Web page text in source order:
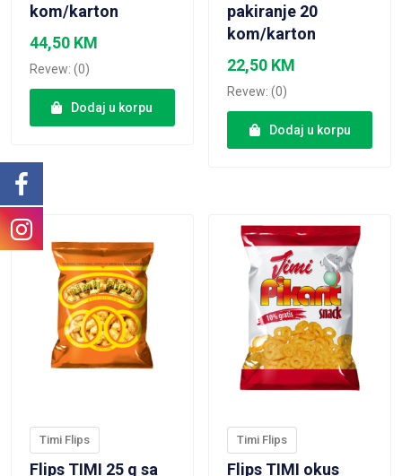
kom/karton
44,50 KM
Revew: (0)
Dodaj u korpu
pakiranje 20
kom/karton
22,50 KM
Revew: (0)
Dodaj u korpu
Timi Flips
Flips TIMI 25 g sa
Timi Flips
Flips TIMI okus